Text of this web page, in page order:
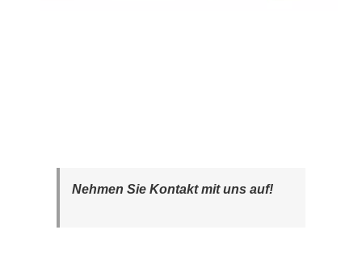
Nehmen Sie Kontakt mit uns auf!